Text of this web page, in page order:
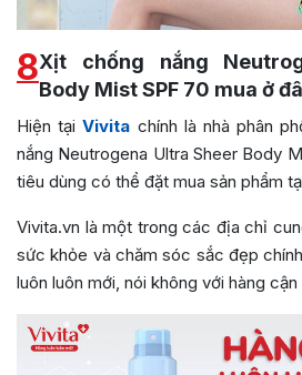
8Xịt chống nắng
Body Mist SPF 70 mua ở
Hiện tạiVivita chính là nhà phân
nắng Neutrogena Ultra Sheer Body
tiêu dùng có thể đặt mua sản phẩm
Vivita.vn là một trong các địa chỉ
sức khỏe và chăm sóc sắc đẹp
luôn luôn mới, nói không với hàng